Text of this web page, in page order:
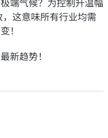
这意味所有行业均需
！
新趋势！